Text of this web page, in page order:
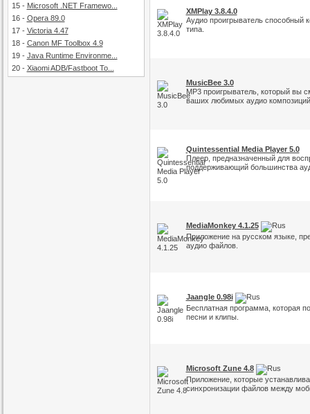
15- Microsoft .NET Framewo...
16- Opera 89.0
17- Victoria 4.47
18- Canon MF Toolbox 4.9
19- Java Runtime Environme...
20- Xiaomi ADB/Fastboot To...
XMPlay 3.8.4.0
Аудио проигрыватель способный
типа.
MusicBee 3.0
MP3 проигрыватель, который вы
ваших любимых аудио
Quintessential Media Player 5.0
Плеер, предназначенный для
поддерживающий большинства
MediaMonkey 4.1.25
Приложение на русском языке,
аудио файлов.
Jaangle 0.98i
Бесплатная программа, которая
песни и клипы.
Microsoft Zune 4.8
Приложение, которые
синхронизации файлов между